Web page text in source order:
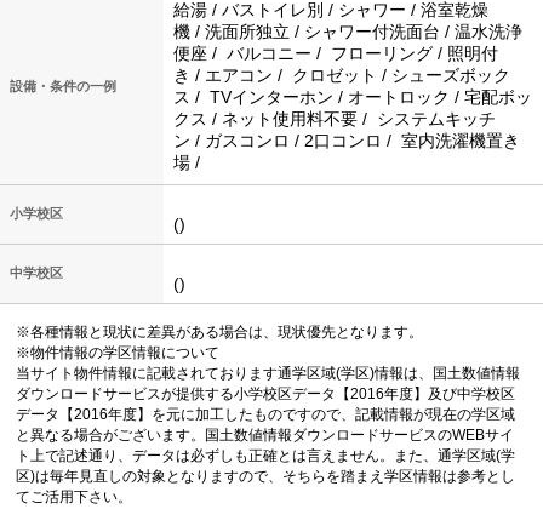
設備・条件の一例
給湯 / バストイレ別 / シャワー / 浴室乾燥
機 / 洗面所独立 / シャワー付洗面台 / 温水洗浄
便座 / バルコニー / フローリング / 照明付
き / エアコン / クロゼット / シューズボック
ス / TVインターホン / オートロック / 宅配ボッ
クス / ネット使用料不要 / システムキッチ
ン / ガスコンロ / 2口コンロ / 室内洗濯機置き
場 /
小学校区
()
中学校区
()
※各種情報と現状に差異がある場合は、現状優先となります。
※物件情報の学区情報について
当サイト物件情報に記載されております通学区域(学区)情報は、国土数値情報
ダウンロードサービスが提供する小学校区データ【2016年度】及び中学校区
データ【2016年度】を元に加工したものですので、記載情報が現在の学区域
と異なる場合がございます。国土数値情報ダウンロードサービスのWEBサイ
ト上で記述通り、データは必ずしも正確とは言えません。また、通学区域(学
区)は毎年見直しの対象となりますので、そちらを踏まえ学区情報は参考とし
てご活用下さい。